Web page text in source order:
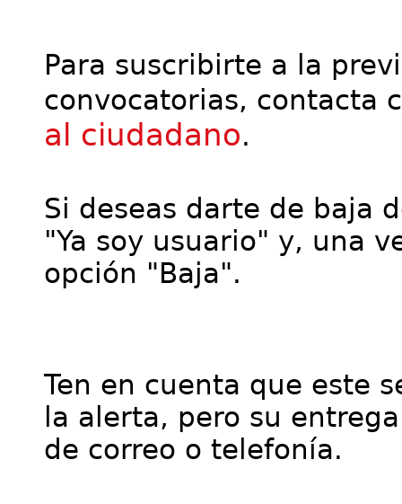
Para suscribirte a la
convocatorias, contacta
al ciudadano.
Si deseas darte de baja
"Ya soy usuario" y, una
opción "Baja".
Ten en cuenta que este
la alerta, pero su
de correo o telefonía.